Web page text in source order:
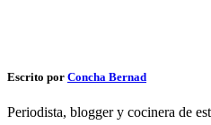
Escrito por Concha Bernad
Periodista, blogger y cocinera de